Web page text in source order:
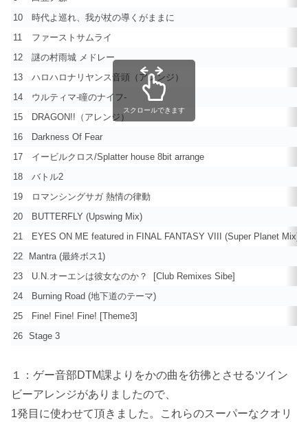
10
時代よ巡れ、我が杖の導くがままに
11
ファーストサムライ
12
謎の村雨城 メドレー
13
ハロハロナリヤンス音頭（アレンジ）
14
ウルティマ-瞳のナイフ-
15
DRAGON!!（アレンジ）
16
Darkness Of Fear
17
イービルクロス/Splatter house 8bit arrange
18
バトル2
19
ロマンシングサガ 熱情の律動
20
BUTTERFLY (Upswing Mix)
21
EYES ON ME featured in FINAL FANTASY VIII (Super Planet Mix)
22
Mantra (最終ボス1)
23
U.N.オーエンは彼女なのか？ [Club Remixes Sibe]
24
Burning Road (地下道のテーマ)
25
Fine! Fine! Fine! [Theme3]
26 Stage 3
スクロールできます
１：ゲー音部DTM課よりをかの曲を彷彿とさせるツイン
ビーアレンジがありましたので、
1発目に使わせて頂きました。これらのスーパーなクオリ